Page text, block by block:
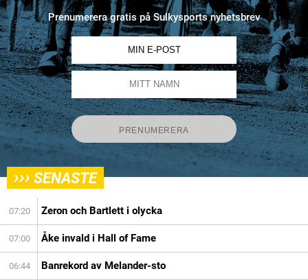
Prenumerera gratis på Sulkysports nyhetsbrev
››› SENASTE
07:20 Zeron och Bartlett i olycka
07:00 Åke invald i Hall of Fame
06:44 Banrekord av Melander-sto